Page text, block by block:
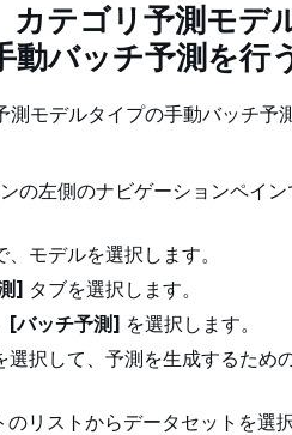
カテゴリ予測モデ
動バッチ予測を行
測モデルタイプの手動バッチ予
の左側のナビゲーションペイン
、モデルを選択します。
] タブを選択します。
[バッチ予測] を選択します。
選択して、予測を生成するため
リストからデータセットを選択